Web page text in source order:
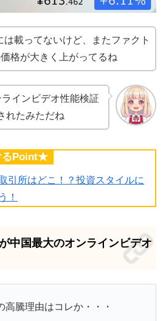
は載ってないけど、またファクト
格が大きく上がってるね
インビデオ性能検証
れたみただね
るPoint★
引所はどこ！？投資スタイルに
！
中国最大のオンラインビデオ
高騰理由はコレか・・・